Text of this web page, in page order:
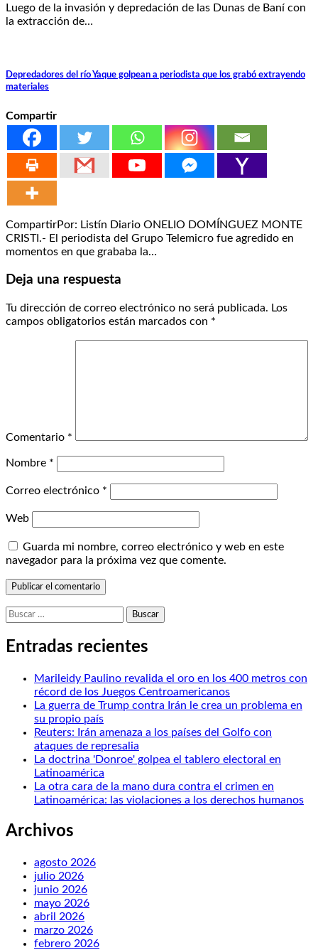
Luego de la invasión y depredación de las Dunas de Baní con
la extracción de…
Depredadores del río Yaque golpean a periodista que los grabó extrayendo
materiales
Compartir
CompartirPor: Listín Diario ONELIO DOMÍNGUEZ MONTE
CRISTI.- El periodista del Grupo Telemicro fue agredido en
momentos en que grababa la…
Deja una respuesta
Tu dirección de correo electrónico no será publicada. Los
campos obligatorios están marcados con *
Comentario *
Nombre *
Correo electrónico *
Web
Guarda mi nombre, correo electrónico y web en este
navegador para la próxima vez que comente.
Buscar:
Entradas recientes
Marileidy Paulino revalida el oro en los 400 metros con
récord de los Juegos Centroamericanos
La guerra de Trump contra Irán le crea un problema en
su propio país
Reuters: Irán amenaza a los países del Golfo con
ataques de represalia
La doctrina 'Donroe' golpea el tablero electoral en
Latinoamérica
La otra cara de la mano dura contra el crimen en
Latinoamérica: las violaciones a los derechos humanos
Archivos
agosto 2026
julio 2026
junio 2026
mayo 2026
abril 2026
marzo 2026
febrero 2026